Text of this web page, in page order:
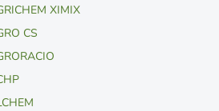
XIMIX
CS